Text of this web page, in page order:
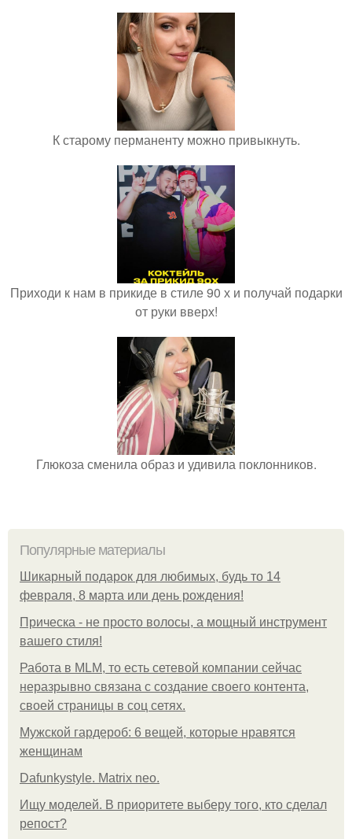
К старому перманенту можно привыкнуть.
Приходи к нам в прикиде в стиле 90 х и получай подарки
от руки вверх!
Глюкоза сменила образ и удивила поклонников.
Популярные материалы
Шикарный подарок для любимых, будь то 14
февраля, 8 марта или день рождения!
Прическа - не просто волосы, а мощный инструмент
вашего стиля!
Работа в MLM, то есть сетевой компании сейчас
неразрывно связана с создание своего контента,
своей страницы в соц сетях.
Мужской гардероб: 6 вещей, которые нравятся
женщинам
Dafunkystyle. Matrix neo.
Ищу моделей. В приоритете выберу того, кто сделал
репост?